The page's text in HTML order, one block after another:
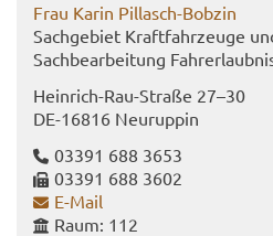
Frau Karin Pillasch-​Bobzin
Sach­ge­biet Kraft­fahr­zeu­ge
Sach­be­ar­bei­tung
Heinrich-​Rau-Straße 27–30
DE-​16816 Neu­rup­pin
03391 688 3653
03391 688 3602
E-​Mail
Raum: 112